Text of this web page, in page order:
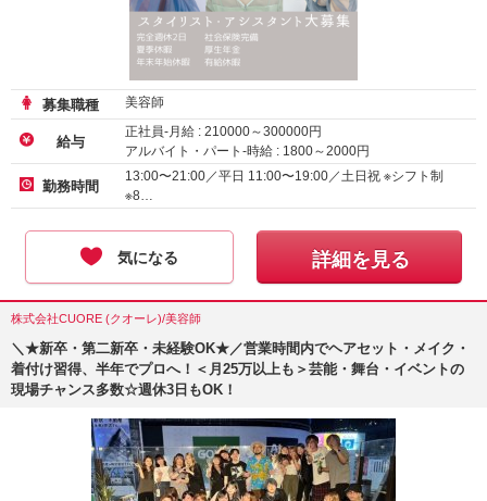
募集職種 美容師
給与
正社員-月給 : 210000～300000円
アルバイト・パート-時給 : 1800～2000円
業務委託
勤務時間
13:00〜21:00／平日 11:00〜19:00／土日祝 ※シフト制
※8…
気になる 詳細を見る
株式会社CUORE (クオーレ)/美容師
＼★新卒・第二新卒・未経験OK★／営業時間内でヘアセット・メイク・
着付け習得、半年でプロへ！＜月25万以上も＞芸能・舞台・イベントの
現場チャンス多数☆週休3日もOK！